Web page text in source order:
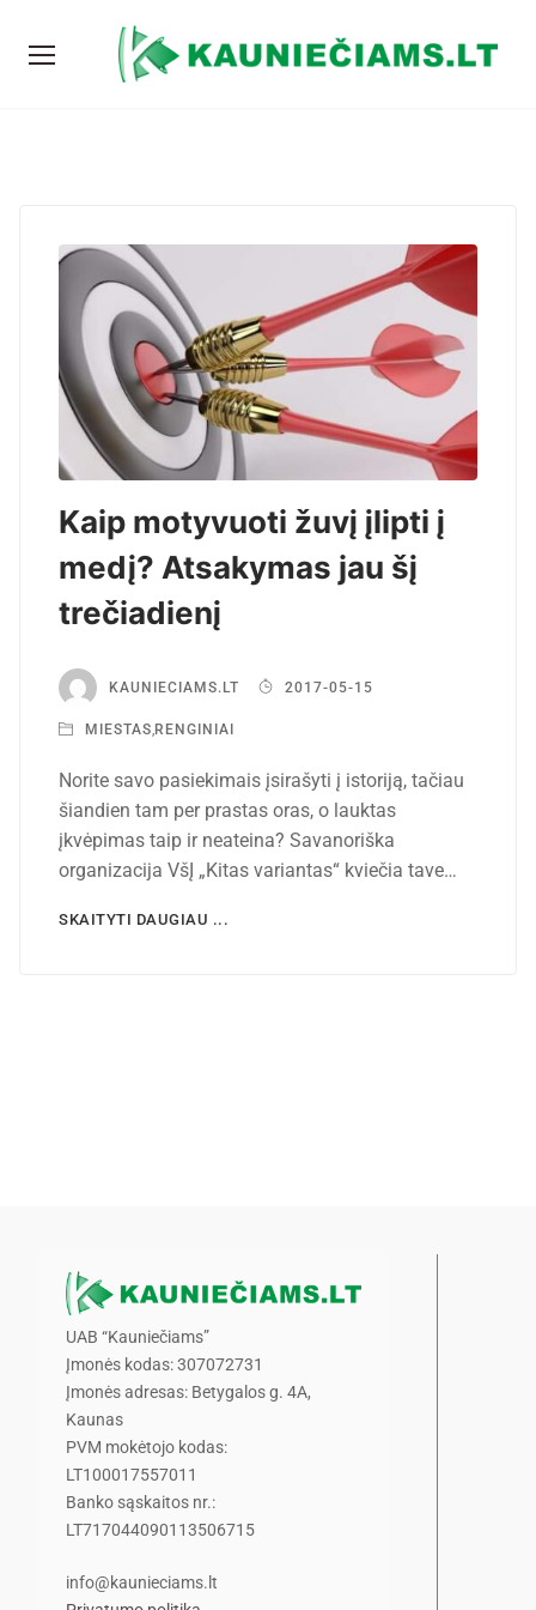
Kaip motyvuoti žuvį įlipti į
medį? Atsakymas jau šį
trečiadienį
KAUNIECIAMS.LT 2017-05-15
MIESTAS RENGINIAI
Norite savo pasiekimais įsirašyti į istoriją, tačiau
šiandien tam per prastas oras, o lauktas
įkvėpimas taip ir neateina? Savanoriška
organizacija VšĮ „Kitas variantas“ kviečia tave…
SKAITYTI DAUGIAU ...
UAB “Kauniečiams”
Įmonės kodas: 307072731
Įmonės adresas: Betygalos g. 4A,
Kaunas
PVM mokėtojo kodas:
LT100017557011
Banko sąskaitos nr.:
LT717044090113506715
info@kaunieciams.lt